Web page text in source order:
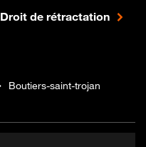
Droit de rétractation
Boutiers-saint-trojan